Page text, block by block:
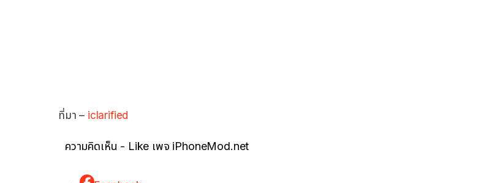
ที่มา – iclarified
ความคิดเห็น - Like เพจ iPhoneMod.net